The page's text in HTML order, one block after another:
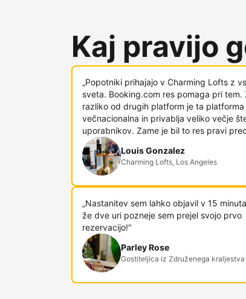
Kaj pravijo
„Popotniki prihajajo v Charming Lofts z
sveta. Booking.com res pomaga pri tem.
razliko od drugih platform je ta platforma
večnacionalna in privablja veliko večje
uporabnikov. Zame je bil to res pravi
Louis Gonzalez
Charming Lofts, Los Angeles
„Nastanitev sem lahko objavil v 15
že dve uri pozneje sem prejel svojo prvo
rezervacijo!“
Parley Rose
Gostiteljica iz Združenega kraljestva